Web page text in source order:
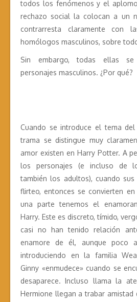
todos los fenómenos y el
rechazo social la colocan a un
contrarresta claramente con
homólogos masculinos, sobre
Sin embargo, todas ellas
personajes masculinos. ¿Por qué?
Cuando se introduce el tema
trama se distingue muy
amor existen en Harry Potter. A
los personajes (e incluso de
también los adultos), cuando
flirteo, entonces se convierten
una parte tenemos el
Harry. Este es discreto, tímido,
casi no han tenido relación
enamore de él, aunque poco
introduciendo en la familia
Ginny «enmudece» cuando se
desaparece. Incluso llama la
Hermione llegan a trabar amistad